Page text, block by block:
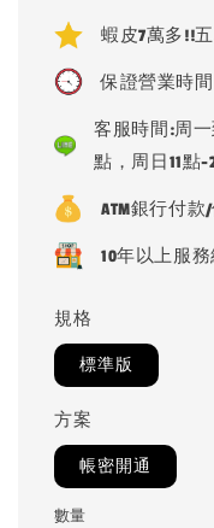
蝦皮7萬多!!
保證營業時
客服時間:周一
點，周日11點-
ATM銀行付
10年以上服
規格
標準版
方案
帳密開通
數量